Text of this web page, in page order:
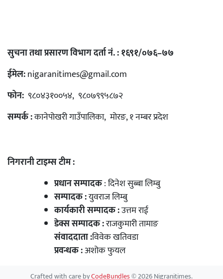
सुचना तथा प्रसारण विभाग दर्ता नं. : १६९१/०७६–७७
ईमेल:nigaranitimes@gmail.com
फोन: ९८०४३१००५४, ९८०७९९५८७२
सम्पर्क :कानेपोखरी गाउँपालिका, मोरङ, १ नम्बर प्रदेश
निगरानी टाइम्स टीम :
प्रधान सम्पादक: दिनेश सुब्बा लिम्बु
सम्पादक :युवराज लिम्बु
कार्यकारी सम्पादक :उत्तम राई
डेक्स सम्पादक :राजकुमारी तामाङ
संवाददाता :विवेक खतिवडा
प्रवन्धक :अशोक फुयल
Crafted with care byCodeBundles© 2026 Nigranitimes.